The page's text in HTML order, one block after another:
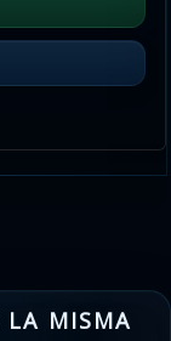
LA MISMA